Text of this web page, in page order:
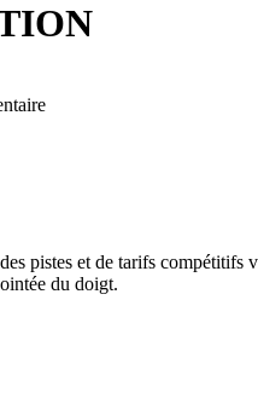
pistes et de tarifs
du doigt.